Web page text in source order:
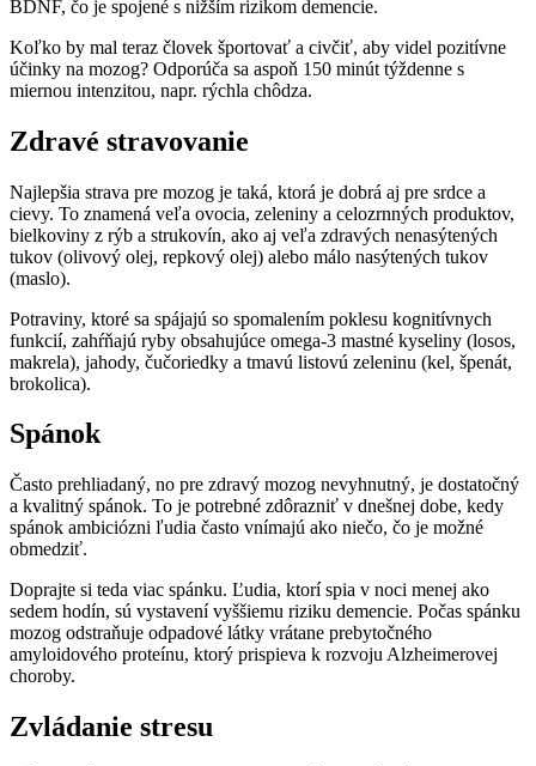
BDNF, čo je spojené s nižším rizikom demencie.
Koľko by mal teraz človek športovať a civčiť, aby videl pozitívne
účinky na mozog? Odporúča sa aspoň 150 minút týždenne s
miernou intenzitou, napr. rýchla chôdza.
Zdravé stravovanie
Najlepšia strava pre mozog je taká, ktorá je dobrá aj pre srdce a
cievy. To znamená veľa ovocia, zeleniny a celozrnných produktov,
bielkoviny z rýb a strukovín, ako aj veľa zdravých nenasýtených
tukov (olivový olej, repkový olej) alebo málo nasýtených tukov
(maslo).
Potraviny, ktoré sa spájajú so spomalením poklesu kognitívnych
funkcií, zahŕňajú ryby obsahujúce omega-3 mastné kyseliny (losos,
makrela), jahody, čučoriedky a tmavú listovú zeleninu (kel, špenát,
brokolica).
Spánok
Často prehliadaný, no pre zdravý mozog nevyhnutný, je dostatočný
a kvalitný spánok. To je potrebné zdôrazniť v dnešnej dobe, kedy
spánok ambiciózni ľudia často vnímajú ako niečo, čo je možné
obmedziť.
Doprajte si teda viac spánku. Ľudia, ktorí spia v noci menej ako
sedem hodín, sú vystavení vyššiemu riziku demencie. Počas spánku
mozog odstraňuje odpadové látky vrátane prebytočného
amyloidového proteínu, ktorý prispieva k rozvoju Alzheimerovej
choroby.
Zvládanie stresu